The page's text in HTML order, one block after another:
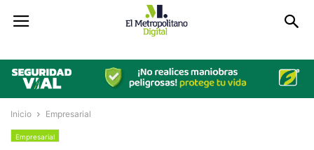
Inicio Empresarial
Empresarial